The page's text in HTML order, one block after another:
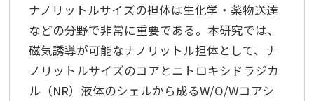
ナノリットルサイズの担体は生化学・薬物送達
などの分野で非常に重要である。本研究では、
磁気誘導が可能なナノリットル担体として、ナ
ノリットルサイズのコアとニトロキシドラジカ
ル（NR）液体のシェルから成るW/O/Wコアシ